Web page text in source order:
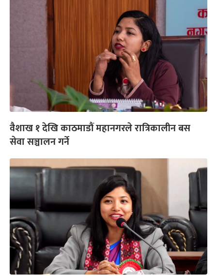
वैशाख १ देखि काठमाडौं महानगरले रात्रिकालीन बस
सेवा सञ्चालन गर्ने